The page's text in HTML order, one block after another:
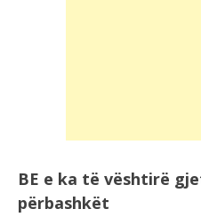
BE e ka të vështirë
përbashkët